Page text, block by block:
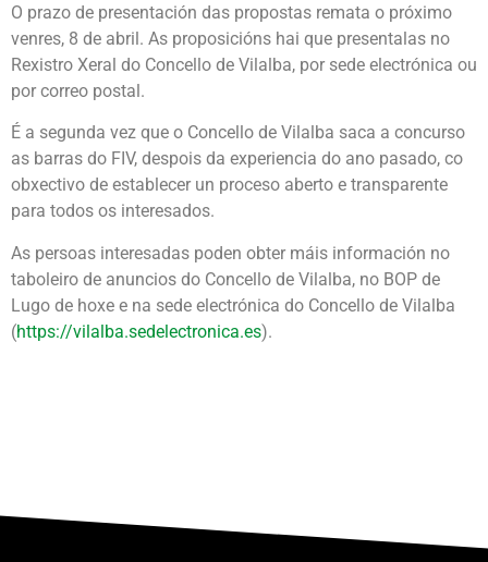
O prazo de presentación das propostas remata o próximo
venres, 8 de abril. As proposicións hai que presentalas no
Rexistro Xeral do Concello de Vilalba, por sede electrónica ou
por correo postal.
É a segunda vez que o Concello de Vilalba saca a concurso
as barras do FIV, despois da experiencia do ano pasado, co
obxectivo de establecer un proceso aberto e transparente
para todos os interesados.
As persoas interesadas poden obter máis información no
taboleiro de anuncios do Concello de Vilalba, no BOP de
Lugo de hoxe e na sede electrónica do Concello de Vilalba
(https://vilalba.sedelectronica.es).